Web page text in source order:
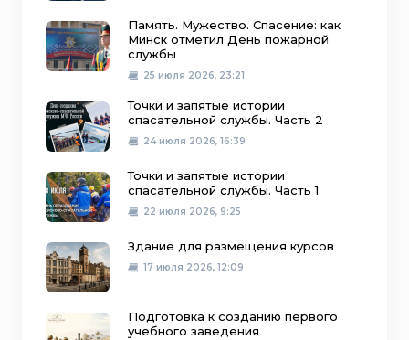
Память. Мужество. Спасение: как
Минск отметил День пожарной
службы
25 июля 2026, 23:21
Точки и запятые истории
спасательной службы. Часть 2
24 июля 2026, 16:39
Точки и запятые истории
спасательной службы. Часть 1
22 июля 2026, 9:25
Здание для размещения курсов
17 июля 2026, 12:09
Подготовка к созданию первого
учебного заведения